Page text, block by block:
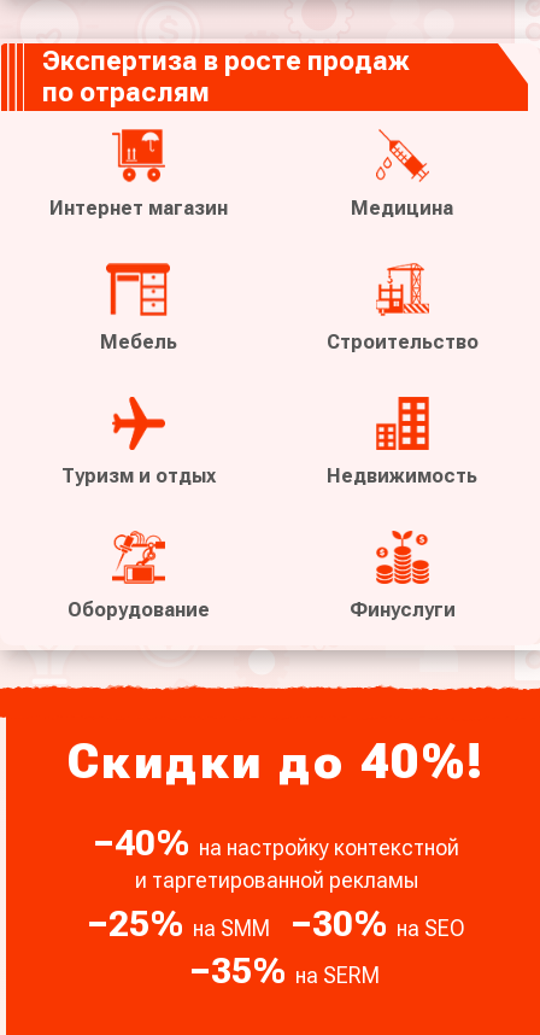
Экспертиза в росте продаж
по отраслям
Интернет магазин Медицина
Мебель Строительство
Туризм и отдых Недвижимость
Оборудование Финуслуги
Скидки до 40%!
− 40 % на настройку контекстной
и таргетированной рекламы
− 25 % на SMM − 30 % на SEO
− 35 % на SERM